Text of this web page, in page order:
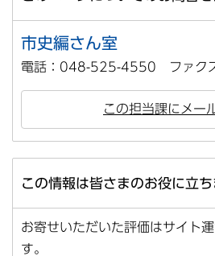
市史編さん室
電話：048-525-4550 ファク
この担当課にメー
この情報は皆さまのお役に立ち
お寄せいただいた評価はサイト
す。